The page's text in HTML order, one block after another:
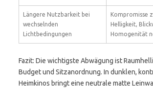
Längere Nutzbarkeit bei
wechselnden
Lichtbedingungen
Kompromisse
Helligkeit,
Homogenität
Fazit: Die wichtigste Abwägung ist
Budget und Sitzanordnung. In dunklen,
Heimkinos bringt eine neutrale matte